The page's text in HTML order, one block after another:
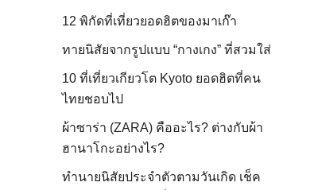
12 พิกัดที่เที่ยวยอดฮิตของมาเก๊า
ทายนิสัยจากรูปแบบ “กางเกง” ที่สวมใส่
10 ที่เที่ยวเกียวโต Kyoto ยอดฮิตที่คน
ไทยชอบไป
ผ้าซาร่า (ZARA) คืออะไร? ต่างกับผ้า
ฮานาโกะอย่างไร?
ทำนายนิสัยประจำตัวตามวันเกิด เช็ค